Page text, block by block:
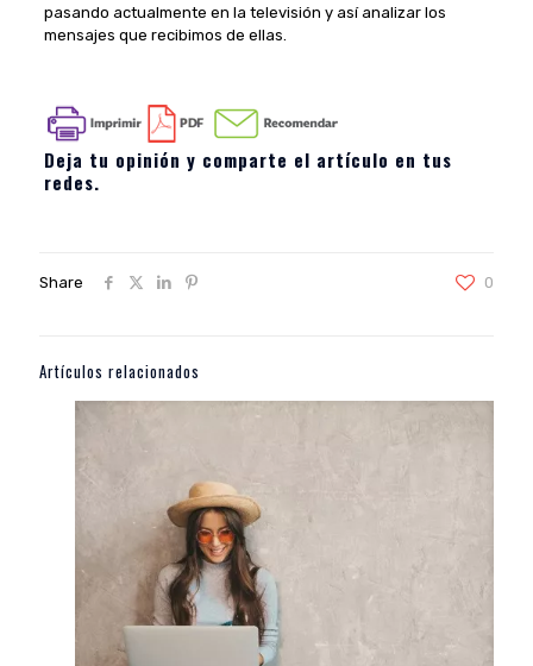
pasando actualmente en la televisión y así analizar los
mensajes que recibimos de ellas.
Deja tu opinión y comparte el artículo en tus
redes.
Share 0
Artículos relacionados